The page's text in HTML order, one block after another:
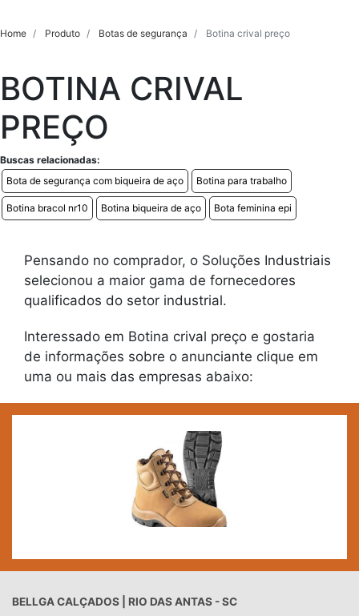
Home Produto Botas de segurança Botina crival preço
BOTINA CRIVAL
PREÇO
Buscas relacionadas:
Bota de segurança com biqueira de aço
Botina para trabalho
Botina bracol nr10 Botina biqueira de aço Bota feminina epi
Pensando no comprador, o Soluções Industriais
selecionou a maior gama de fornecedores
qualificados do setor industrial.
Interessado em Botina crival preço e gostaria
de informações sobre o anunciante clique em
uma ou mais das empresas abaixo:
BELLGA CALÇADOS | RIO DAS ANTAS - SC